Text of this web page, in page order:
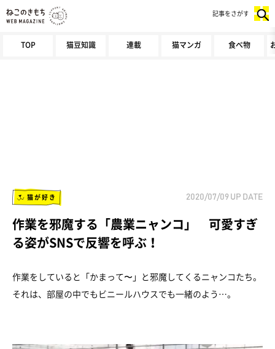
TOP 猫豆知識 連載 猫マンガ 食べ物
記事をさがす
猫が好き 2020/07/09 UP DATE
作業を邪魔する「農業ニャンコ」 可愛すぎ
る姿がSNSで反響を呼ぶ！
作業をしていると「かまって〜」と邪魔してくるニャンコたち。
それは、部屋の中でもビニールハウスでも一緒のよう…。